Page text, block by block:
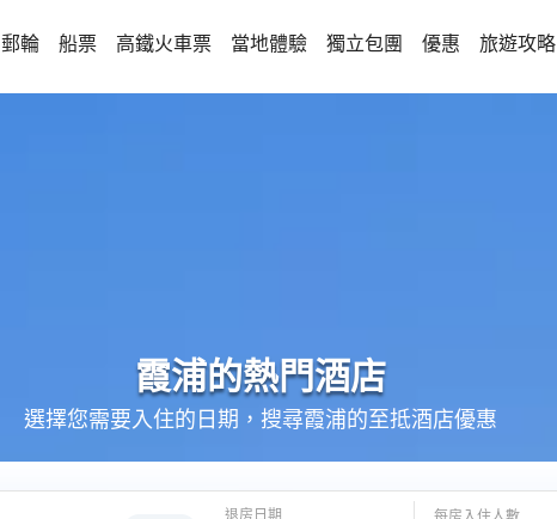
郵輪 船票 高鐵火車票 當地體驗 獨立包團 優惠 旅遊攻略
霞浦的熱門酒店
選擇您需要入住的日期，搜尋霞浦的至抵酒店優惠
退房日期 每房入住人數